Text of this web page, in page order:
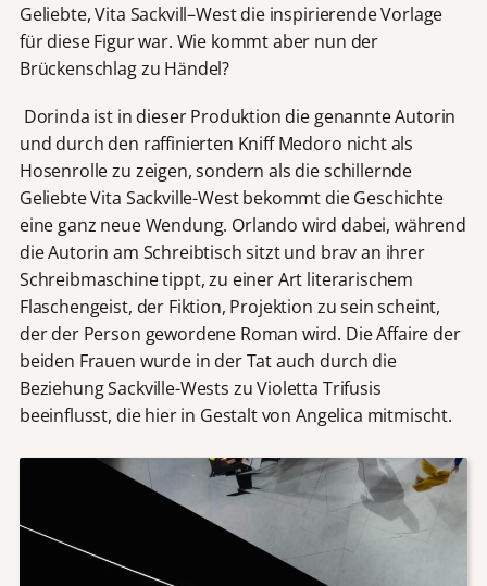
Geliebte, Vita Sackvill–West die inspirierende Vorlage
für diese Figur war. Wie kommt aber nun der
Brückenschlag zu Händel?
Dorinda ist in dieser Produktion die genannte Autorin
und durch den raffinierten Kniff Medoro nicht als
Hosenrolle zu zeigen, sondern als die schillernde
Geliebte Vita Sackville-West bekommt die Geschichte
eine ganz neue Wendung. Orlando wird dabei, während
die Autorin am Schreibtisch sitzt und brav an ihrer
Schreibmaschine tippt, zu einer Art literarischem
Flaschengeist, der Fiktion, Projektion zu sein scheint,
der der Person gewordene Roman wird. Die Affaire der
beiden Frauen wurde in der Tat auch durch die
Beziehung Sackville-Wests zu Violetta Trifusis
beeinflusst, die hier in Gestalt von Angelica mitmischt.